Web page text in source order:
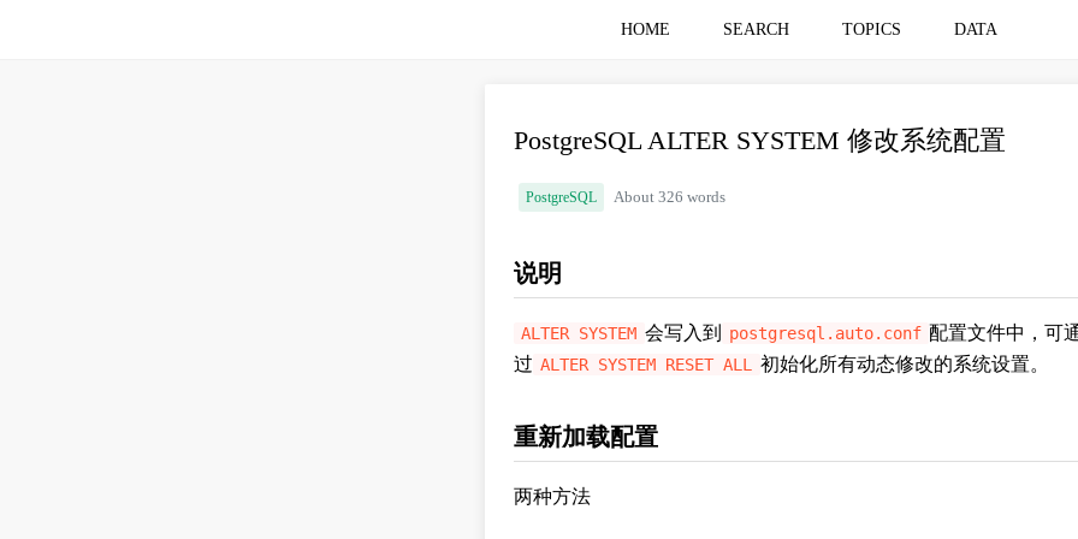
HOME SEARCH TOPICS DATA
PostgreSQL ALTER SYSTEM 修改系统配置
PostgreSQL About 326 words
说明
ALTER SYSTEM 会写入到 postgresql.auto.conf 配置文件中，可
过 ALTER SYSTEM RESET ALL 初始化所有动态修改的系统设置。
重新加载配置
两种方法